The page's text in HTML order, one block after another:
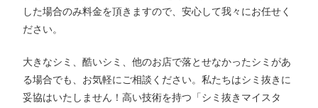
した場合のみ料金を頂きますので、安心して我々にお任せく
ださい。
大きなシミ、酷いシミ、他のお店で落とせなかったシミがあ
る場合でも、お気軽にご相談ください。私たちはシミ抜きに
妥協はいたしません！高い技術を持つ「シミ抜きマイスタ